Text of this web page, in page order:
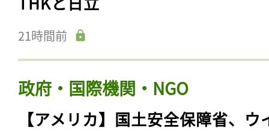
21時間前
政府・国際機関・NGO
【アメリカ】国土安全保障省、ウ